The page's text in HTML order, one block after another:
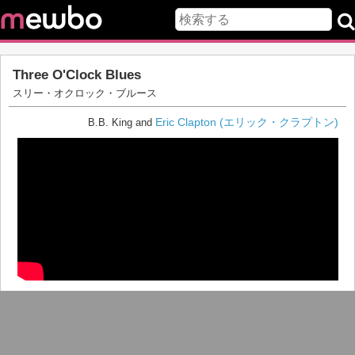
Three O'Clock Blues
スリー・オクロック・ブルース
B.B. King and Eric Clapton (エリック・クラプトン)